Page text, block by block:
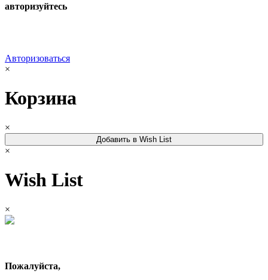
авторизуйтесь
Авторизоваться
×
Корзина
×
Добавить в Wish List
×
Wish List
×
Пожалуйста,